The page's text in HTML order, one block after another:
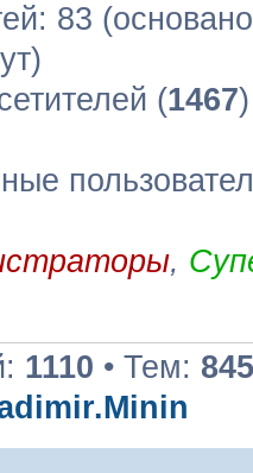
83
(1467
,
1110 • Тем: 845